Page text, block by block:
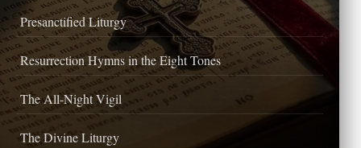
Presanctified Liturgy
Resurrection Hymns in the Eight Tones
The All-Night Vigil
The Divine Liturgy